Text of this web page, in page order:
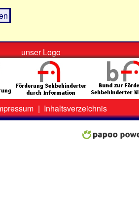
unser Logo
| Inhaltsverzeichnis